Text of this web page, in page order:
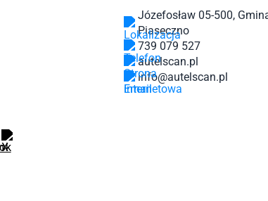
Józefosław 05-500,
Piaseczno
739 079 527
autelscan.pl
info@autelscan.pl